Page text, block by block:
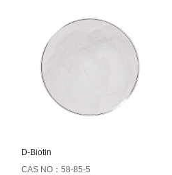
D-Biotin
CAS NO：58-85-5